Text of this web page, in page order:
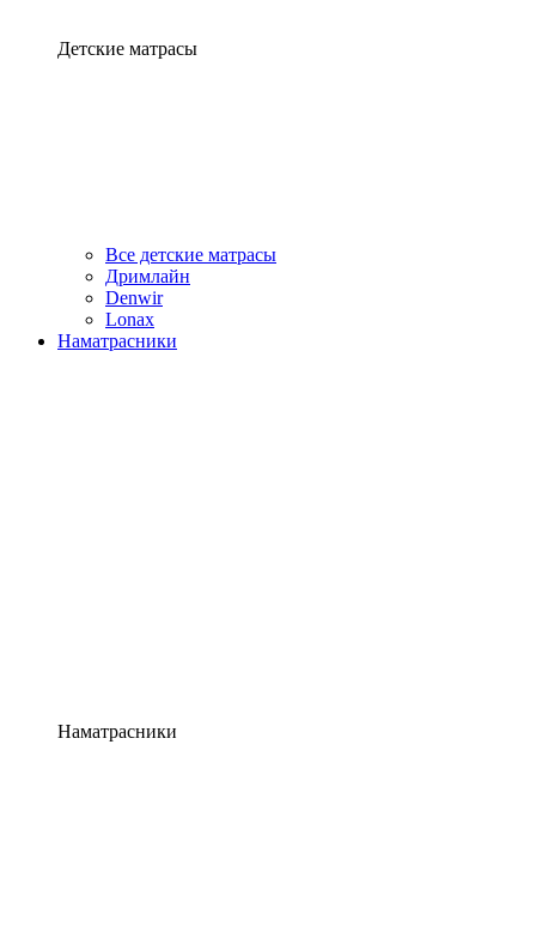
Детские матрасы
Все детские матрасы
Дримлайн
Denwir
Lonax
Наматрасники
Наматрасники